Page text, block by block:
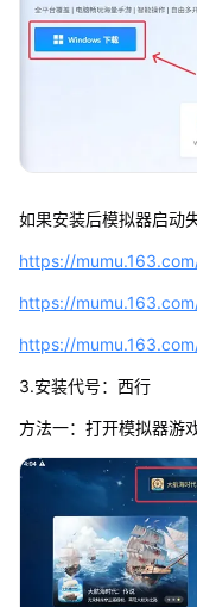
如果安装后模拟器启动
https://
https://
https://
3.安装代号：西行
方法一：打开模拟器游